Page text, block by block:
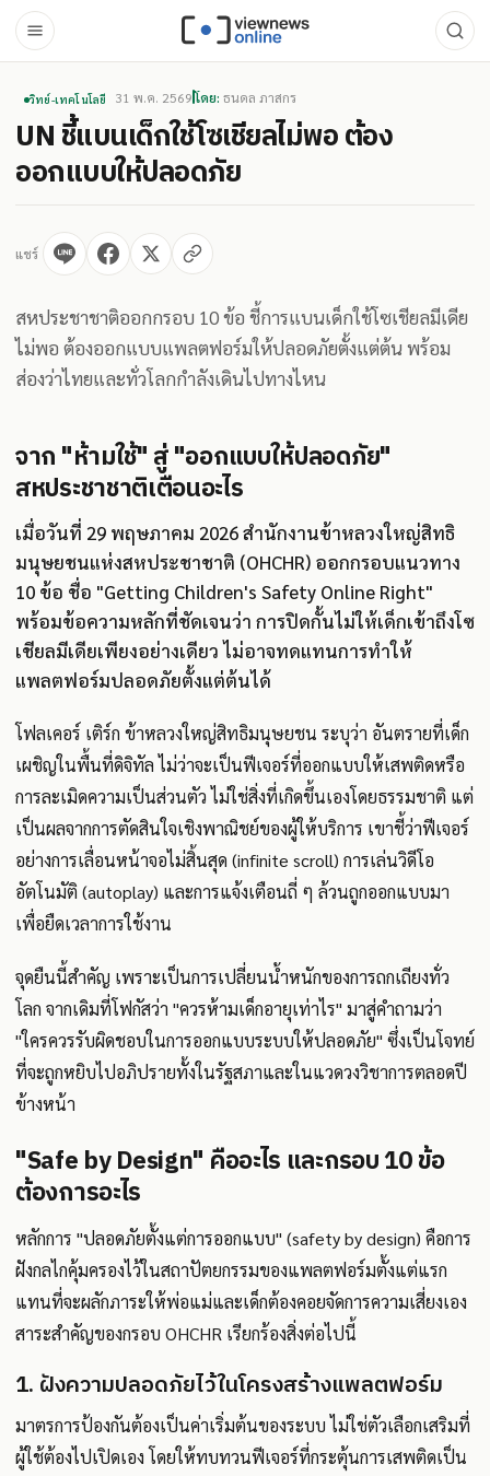
วิทย์-เทคโนโลยี 31 พ.ค. 2569โดย: ธนดล ภาสกร
UN ชี้แบนเด็กใช้โซเชียลไม่พอ ต้อง
ออกแบบให้ปลอดภัย
แชร์
สหประชาชาติออกกรอบ 10 ข้อ ชี้การแบนเด็กใช้โซเชียลมีเดีย
ไม่พอ ต้องออกแบบแพลตฟอร์มให้ปลอดภัยตั้งแต่ต้น พร้อม
ส่องว่าไทยและทั่วโลกกำลังเดินไปทางไหน
จาก "ห้ามใช้" สู่ "ออกแบบให้ปลอดภัย"
สหประชาชาติเตือนอะไร
เมื่อวันที่ 29 พฤษภาคม 2026 สำนักงานข้าหลวงใหญ่สิทธิ
มนุษยชนแห่งสหประชาชาติ (OHCHR) ออกกรอบแนวทาง
10 ข้อ ชื่อ "Getting Children's Safety Online Right"
พร้อมข้อความหลักที่ชัดเจนว่า การปิดกั้นไม่ให้เด็กเข้าถึงโซ
เชียลมีเดียเพียงอย่างเดียว ไม่อาจทดแทนการทำให้
แพลตฟอร์มปลอดภัยตั้งแต่ต้นได้
โฟลเคอร์ เติร์ก ข้าหลวงใหญ่สิทธิมนุษยชน ระบุว่า อันตรายที่เด็ก
เผชิญในพื้นที่ดิจิทัล ไม่ว่าจะเป็นฟีเจอร์ที่ออกแบบให้เสพติดหรือ
การละเมิดความเป็นส่วนตัว ไม่ใช่สิ่งที่เกิดขึ้นเองโดยธรรมชาติ แต่
เป็นผลจากการตัดสินใจเชิงพาณิชย์ของผู้ให้บริการ เขาชี้ว่าฟีเจอร์
อย่างการเลื่อนหน้าจอไม่สิ้นสุด (infinite scroll) การเล่นวิดีโอ
อัตโนมัติ (autoplay) และการแจ้งเตือนถี่ ๆ ล้วนถูกออกแบบมา
เพื่อยืดเวลาการใช้งาน
จุดยืนนี้สำคัญ เพราะเป็นการเปลี่ยนน้ำหนักของการถกเถียงทั่ว
โลก จากเดิมที่โฟกัสว่า "ควรห้ามเด็กอายุเท่าไร" มาสู่คำถามว่า
"ใครควรรับผิดชอบในการออกแบบระบบให้ปลอดภัย" ซึ่งเป็นโจทย์
ที่จะถูกหยิบไปอภิปรายทั้งในรัฐสภาและในแวดวงวิชาการตลอดปี
ข้างหน้า
"Safe by Design" คืออะไร และกรอบ 10 ข้อ
ต้องการอะไร
หลักการ "ปลอดภัยตั้งแต่การออกแบบ" (safety by design) คือการ
ฝังกลไกคุ้มครองไว้ในสถาปัตยกรรมของแพลตฟอร์มตั้งแต่แรก
แทนที่จะผลักภาระให้พ่อแม่และเด็กต้องคอยจัดการความเสี่ยงเอง
สาระสำคัญของกรอบ OHCHR เรียกร้องสิ่งต่อไปนี้
1. ฝังความปลอดภัยไว้ในโครงสร้างแพลตฟอร์ม
มาตรการป้องกันต้องเป็นค่าเริ่มต้นของระบบ ไม่ใช่ตัวเลือกเสริมที่
ผู้ใช้ต้องไปเปิดเอง โดยให้ทบทวนฟีเจอร์ที่กระตุ้นการเสพติดเป็น